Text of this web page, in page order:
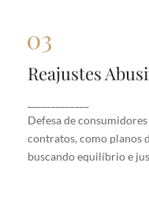
Reajustes
Defesa de
contratos, como planos
buscando equilíbrio e
em contratos,
essenciais,